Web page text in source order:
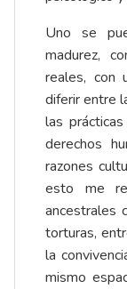
Uno se
madurez,
reales, con
diferir entre
las
derechos
razones
esto me
ancestrales
torturas,
la
mismo